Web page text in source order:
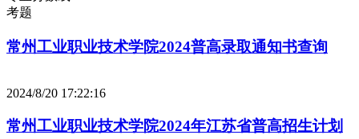
考题
常州工业职业技术学院2024普高录取通知书查询
2024/8/20 17:22:16
常州工业职业技术学院2024年江苏省普高招生计划